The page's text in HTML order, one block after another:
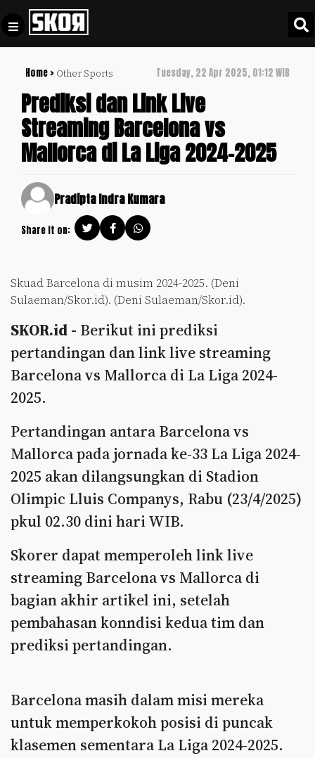
Home > Other Sports Tuesday, 22 Apr 2025, 01:12 WIB
Prediksi dan Link Live
Streaming Barcelona vs
Mallorca di La Liga 2024-2025
Pradipta Indra Kumara
Share it on:
Skuad Barcelona di musim 2024-2025. (Deni
Sulaeman/Skor.id). (Deni Sulaeman/Skor.id).
SKOR.id - Berikut ini prediksi
pertandingan dan link live streaming
Barcelona vs Mallorca di La Liga 2024-
2025.
Pertandingan antara Barcelona vs
Mallorca pada jornada ke-33 La Liga 2024-
2025 akan dilangsungkan di Stadion
Olimpic Lluis Companys, Rabu (23/4/2025)
pkul 02.30 dini hari WIB.
Skorer dapat memperoleh link live
streaming Barcelona vs Mallorca di
bagian akhir artikel ini, setelah
pembahasan konndisi kedua tim dan
prediksi pertandingan.
Barcelona masih dalam misi mereka
untuk memperkokoh posisi di puncak
klasemen sementara La Liga 2024-2025.
Football +
Culture +
Update
Indonesia
SPECIAL
Policy
Pedoman
Pemberitaan
Media
Disclaimer
Tentang